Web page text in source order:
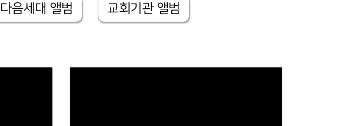
다음세대 앨범 교회기관 앨범